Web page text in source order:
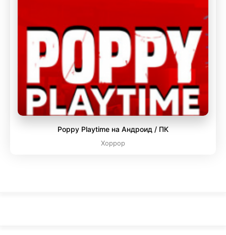
Poppy Playtime на Андроид / ПК
Хоррор